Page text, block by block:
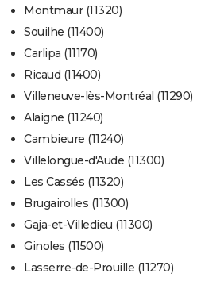
Montmaur (11320)
Souilhe (11400)
Carlipa (11170)
Ricaud (11400)
Villeneuve-lès-Montréal (11290)
Alaigne (11240)
Cambieure (11240)
Villelongue-d'Aude (11300)
Les Cassés (11320)
Brugairolles (11300)
Gaja-et-Villedieu (11300)
Ginoles (11500)
Lasserre-de-Prouille (11270)